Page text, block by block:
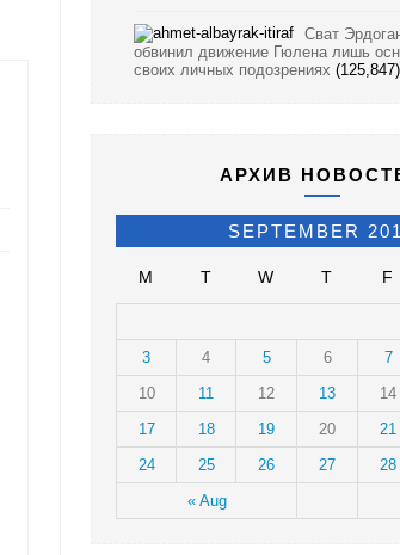
Сват
обвинил движение Гюлена лишь
своих личных подозрениях (125,847)
АРХИВ
SEPTEMBER
M T W T F
« Aug
3
4 5 6 7
10
11 12 13 14
17
18 19 20 21
24
25 26 27 28